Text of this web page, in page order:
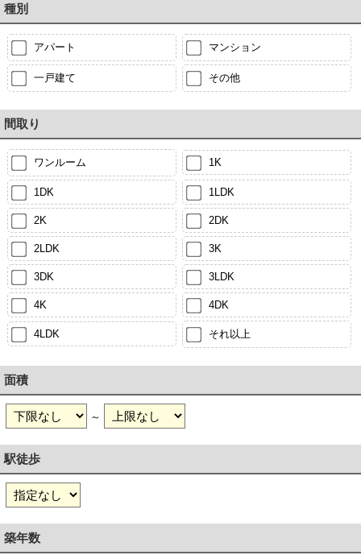
種別
アパート マンション
一戸建て その他
間取り
ワンルーム 1K
1DK 1LDK
2K 2DK
2LDK 3K
3DK 3LDK
4K 4DK
4LDK それ以上
面積
～
駅徒歩
築年数